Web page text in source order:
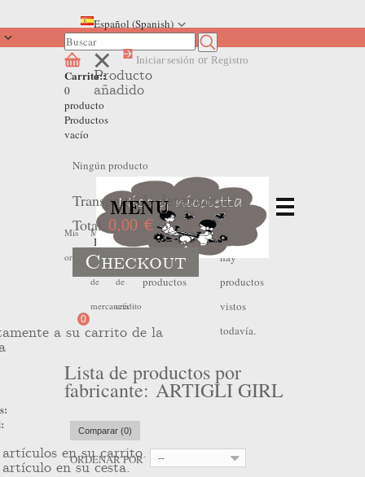
Español (Spanish)
Mis
ordenes
Mis
devoluciones
de
mercancia
Mis
hojas
de
crédito
No
hay
productos
No
hay
productos
vistos
todavía.
Iniciar sesión or Registro
Carrito::
0
0
producto
Productos
vacío
Ningún producto
TransporteA determinar
Total: 0,00 €
Checkout
Producto
añadido
a su carrito de la
en su carrito.
en su cesta.
MENU
Home ARTIGLI GIRL
Lista de productos por
fabricante: ARTIGLI GIRL
Comparar (0)
ORDENAR POR --